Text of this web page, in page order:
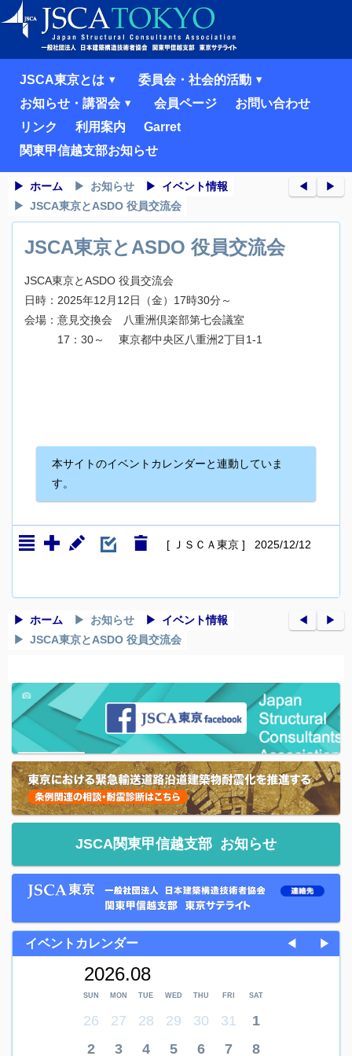
JSCA東京とは
委員会・社会的活動
お知らせ・講習会
会員ページ
お問い合わせ
リンク
利用案内
Garret
関東甲信越支部お知らせ
ホーム お知らせ
イベント情報
JSCA東京とASDO 役員交流会
◀︎ ▶︎
JSCA東京とASDO 役員交流会
JSCA東京とASDO 役員交流会
日時：2025年12月12日（金）17時30分～
会場：意見交換会 八重洲倶楽部第七会議室
17：30～ 東京都中央区八重洲2丁目1-1
本サイトのイベントカレンダーと連動していま
す。
[ ＪＳＣＡ東京 ] 2025/12/12
ホーム お知らせ
イベント情報
JSCA東京とASDO 役員交流会
◀︎ ▶︎
JSCA関東甲信越支部 お知らせ
イベントカレンダー ◀ ▶
2026.08
SUN MON TUE WED THU FRI SAT
26 27 28 29 30 31
1
2
3 4 5 6 7 8